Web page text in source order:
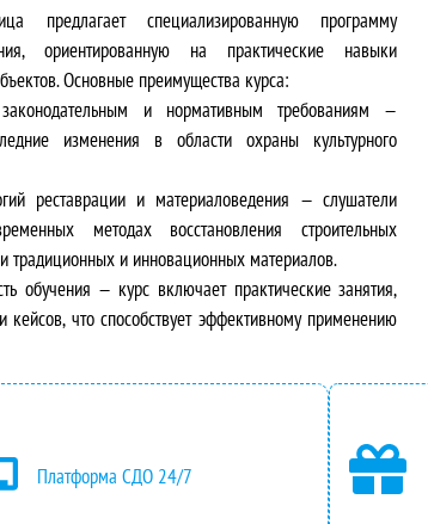
специализированную программу
ориентированную на практические навыки
Основные преимущества курса:
законодательным и нормативным требованиям —
изменения в области охраны культурного
реставрации и материаловедения — слушатели
методах восстановления строительных
традиционных и инновационных материалов.
обучения — курс включает практические занятия,
кейсов, что способствует эффективному применению
Платформа СДО 24/7